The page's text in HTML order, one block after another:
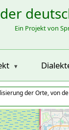
Ein Projekt von
der Orte, von